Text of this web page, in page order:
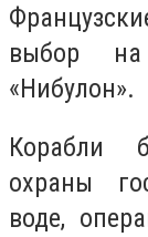
выбор на
«Нибулон».
Корабли
охраны
воде,